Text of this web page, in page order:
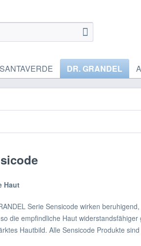
SANTAVERDE DR. GRANDEL
Haut
Serie Sensicode wirken
die empfindliche Haut
Hautbild. Alle Sensicode Produkte